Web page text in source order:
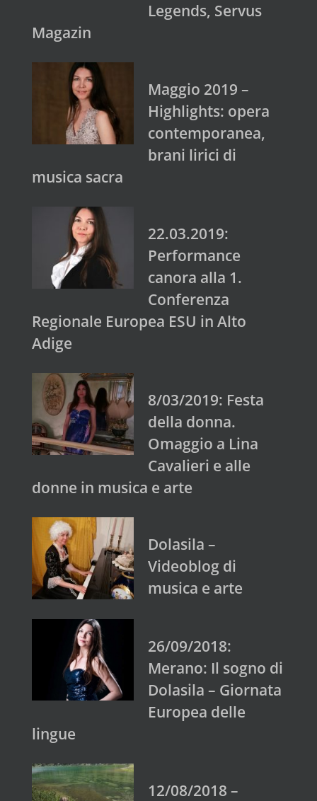
Legends, Servus
Magazin
Maggio 2019 –
Highlights: opera
contemporanea,
brani lirici di
musica sacra
22.03.2019:
Performance
canora alla 1.
Conferenza
Regionale Europea ESU in Alto
Adige
8/03/2019: Festa
della donna.
Omaggio a Lina
Cavalieri e alle
donne in musica e arte
Dolasila –
Videoblog di
musica e arte
26/09/2018:
Merano: Il sogno di
Dolasila – Giornata
Europea delle
lingue
12/08/2018 –